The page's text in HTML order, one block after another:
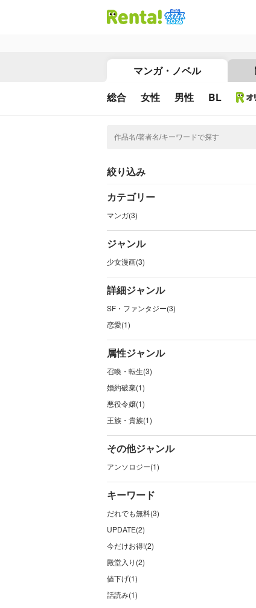
マンガ・ノベル
総合 女性 男性 BL
絞り込み
カテゴリー
マンガ(3)
ジャンル
少女漫画(3)
詳細ジャンル
SF・ファンタジー(3)
恋愛(1)
属性ジャンル
召喚・転生(3)
婚約破棄(1)
悪役令嬢(1)
王族・貴族(1)
その他ジャンル
アンソロジー(1)
キーワード
だれでも無料(3)
UPDATE(2)
今だけお得!(2)
殿堂入り(2)
値下げ(1)
話読み(1)